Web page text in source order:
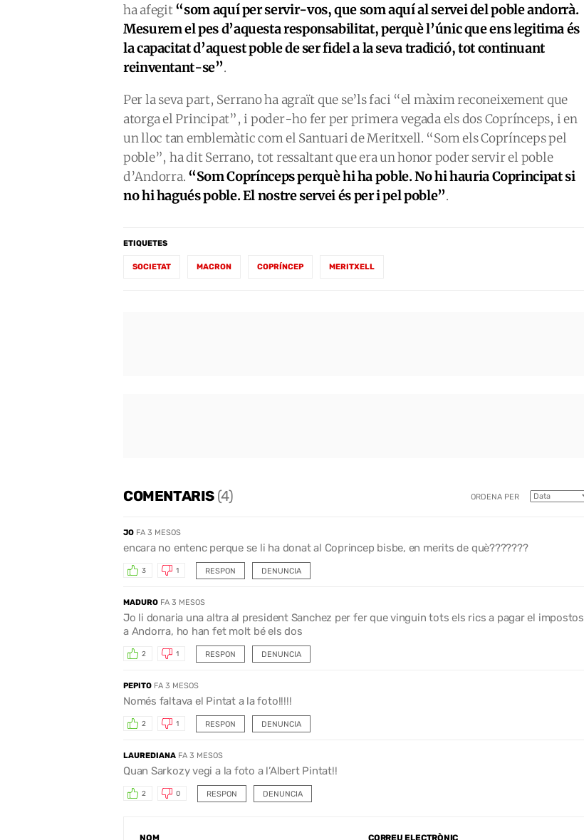
ha afegit“som aquí per servir-vos, que som aquí al servei del poble andorrà.
Mesurem el pes d’aquesta responsabilitat, perquè l’únic que ens legitima és
la capacitat d’aquest poble de ser fidel a la seva tradició, tot continuant
reinventant-se”.
Per la seva part, Serrano ha agraït que se’ls faci “el màxim reconeixement que
atorga el Principat”, i poder-ho fer per primera vegada els dos Coprínceps, i en
un lloc tan emblemàtic com el Santuari de Meritxell. “Som els Coprínceps pel
poble”, ha dit Serrano, tot ressaltant que era un honor poder servir el poble
d’Andorra. “Som Coprínceps perquè hi ha poble. No hi hauria Coprincipat si
no hi hagués poble. El nostre servei és per i pel poble”.
ETIQUETES
SOCIETAT MACRON COPRÍNCEP MERITXELL
COMENTARIS (4) ORDENA PER
JO FA 3 MESOS
encara no entenc perque se li ha donat al Coprincep bisbe, en merits de què???????
RESPON
3 1 DENUNCIA
MADURO FA 3 MESOS
Jo li donaria una altra al president Sanchez per fer que vinguin tots els rics a pagar el impostos
a Andorra, ho han fet molt bé els dos
RESPON
2 1 DENUNCIA
PEPITO FA 3 MESOS
Només faltava el Pintat a la foto!!!!!
RESPON
2 1 DENUNCIA
LAUREDIANA FA 3 MESOS
Quan Sarkozy vegi a la foto a l’Albert Pintat!!
RESPON
2 0 DENUNCIA
NOM CORREU ELECTRÒNIC